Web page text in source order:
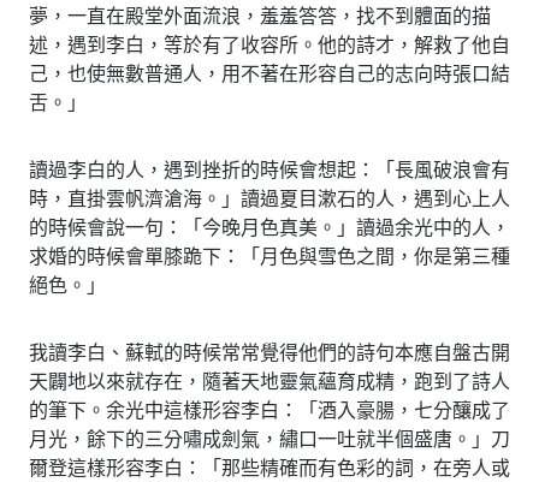
夢，一直在殿堂外面流浪，羞羞答答，找不到體面的描
述，遇到李白，等於有了收容所。他的詩才，解救了他自
己，也使無數普通人，用不著在形容自己的志向時張口結
舌。」
讀過李白的人，遇到挫折的時候會想起：「長風破浪會有
時，直掛雲帆濟滄海。」讀過夏目漱石的人，遇到心上人
的時候會說一句：「今晚月色真美。」讀過余光中的人，
求婚的時候會單膝跪下：「月色與雪色之間，你是第三種
絕色。」
我讀李白、蘇軾的時候常常覺得他們的詩句本應自盤古開
天闢地以來就存在，隨著天地靈氣蘊育成精，跑到了詩人
的筆下。余光中這樣形容李白：「酒入豪腸，七分釀成了
月光，餘下的三分嘯成劍氣，繡口一吐就半個盛唐。」刀
爾登這樣形容李白：「那些精確而有色彩的詞，在旁人或